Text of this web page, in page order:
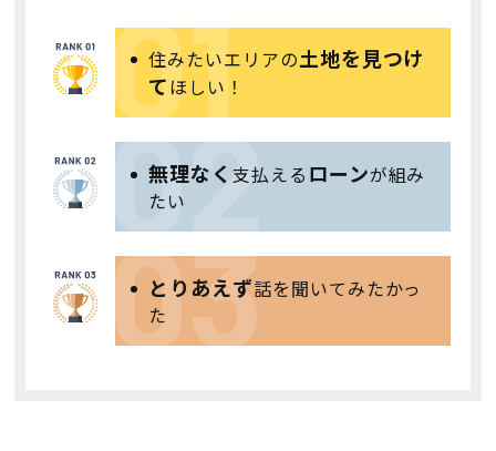
シー
サイトマップ
MENU
住みたいエリアの土地を見つけ
てほしい！
無理なく 支払える ローンが組み
たい
とりあえず話を聞いてみたかっ
た